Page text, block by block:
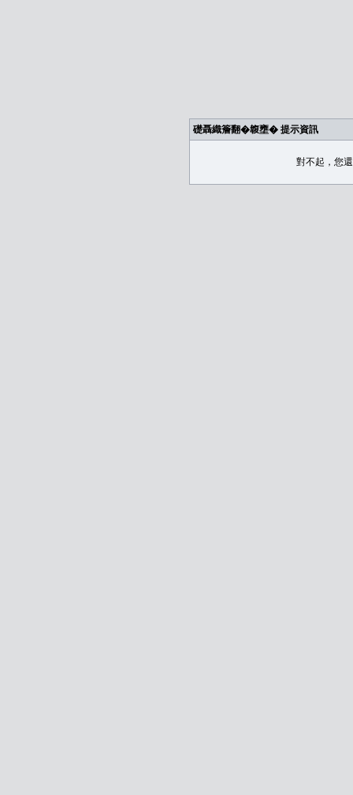
礎聶織簷翻�䪖壅� 提示資訊
對不起，您